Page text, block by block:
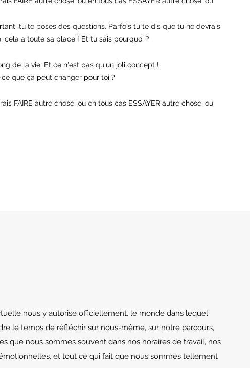
tu te poses des questions. Parfois tu te dis que tu ne devrais
cela a toute sa place ! Et tu sais pourquoi ?
de la vie. Et ce n'est pas qu'un joli concept !
que ça peut changer pour toi ?
FAIRE autre chose, ou en tous cas ESSAYER autre chose, ou
nous y autorise officiellement, le monde dans lequel
le temps de réfléchir sur nous-même, sur notre parcours,
que nous sommes souvent dans nos horaires de travail, nos
et tout ce qui fait que nous sommes tellement